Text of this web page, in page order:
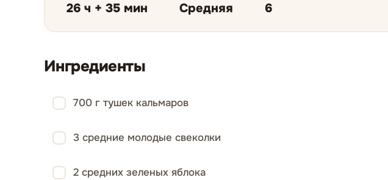
26 ч + 35 мин Средняя 6
Ингредиенты
700 г тушек кальмаров
3 средние молодые свеколки
2 средних зеленых яблока